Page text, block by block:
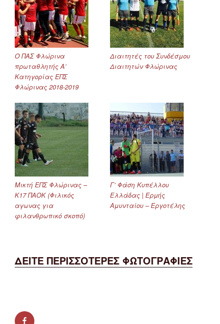
Ο ΠΑΣ Φλώρινα
πρωταθλητής Α’
Κατηγορίας ΕΠΣ
Φλώρινας 2018-2019
Διαιτητές του Συνδέσμου
Διαιτητών Φλώρινας
Μικτή ΕΠΣ Φλώρινας –
Κ17 ΠΑΟΚ (Φιλικός
αγωνας για
φιλανθρωπικό σκοπό)
Γ’ Φάση Κυπέλλου
Ελλάδας | Ερμής
Αμυνταίου – Εργοτέλης
ΔΕΙΤΕ ΠΕΡΙΣΣΟΤΕΡΕΣ ΦΩΤΟΓΡΑΦΙΕΣ
facebook